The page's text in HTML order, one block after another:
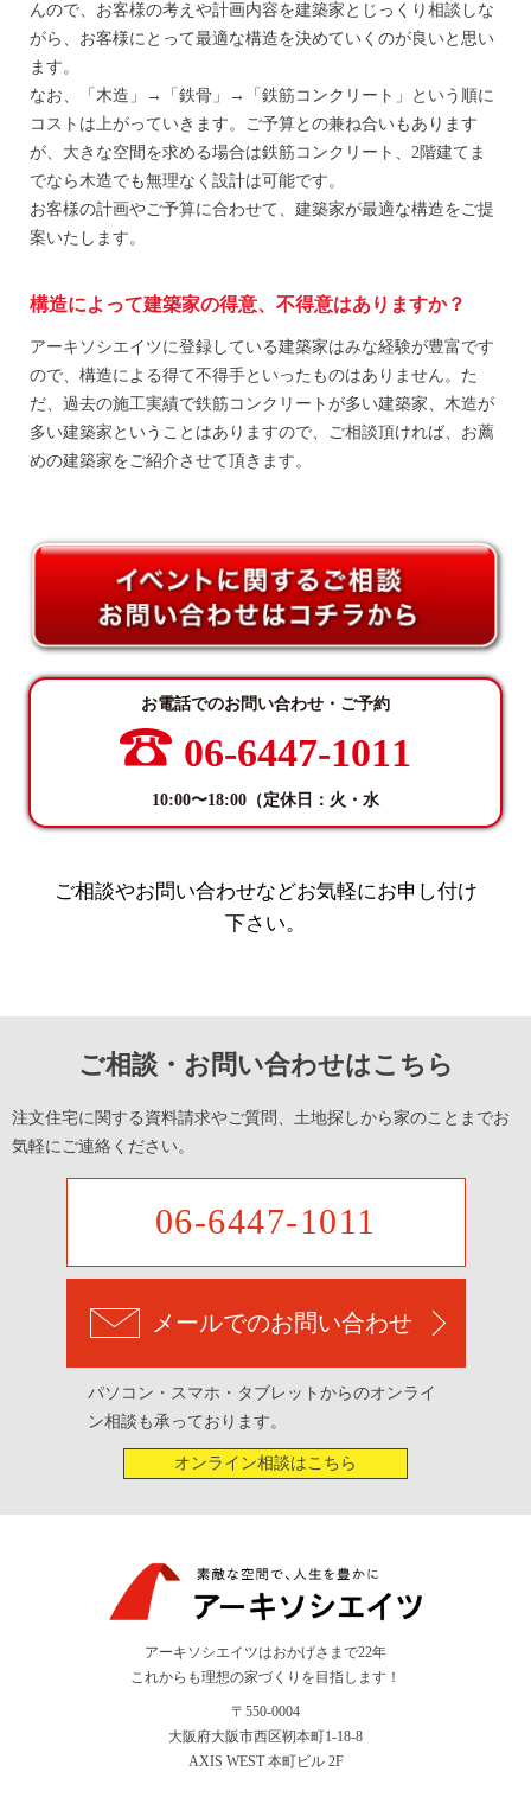
んので、お客様の考えや計画内容を建築家とじっくり相談しな
がら、お客様にとって最適な構造を決めていくのが良いと思い
ます。
なお、「木造」→「鉄骨」→「鉄筋コンクリート」という順に
コストは上がっていきます。ご予算との兼ね合いもあります
が、大きな空間を求める場合は鉄筋コンクリート、2階建てま
でなら木造でも無理なく設計は可能です。
お客様の計画やご予算に合わせて、建築家が最適な構造をご提
案いたします。
構造によって建築家の得意、不得意はありますか？
アーキソシエイツに登録している建築家はみな経験が豊富です
ので、構造による得て不得手といったものはありません。た
だ、過去の施工実績で鉄筋コンクリートが多い建築家、木造が
多い建築家ということはありますので、ご相談頂ければ、お薦
めの建築家をご紹介させて頂きます。
お電話でのお問い合わせ・ご予約
06-6447-1011
10:00〜18:00（定休日：火・水
ご相談やお問い合わせなどお気軽にお申し付け
下さい。
ご相談・お問い合わせはこちら
注文住宅に関する資料請求やご質問、土地探しから家のことまでお
気軽にご連絡ください。
06-6447-1011
メールでのお問い合わせ
パソコン・スマホ・タブレットからのオンライ
ン相談も承っております。
オンライン相談はこちら
アーキソシエイツはおかげさまで22年
これからも理想の家づくりを目指します！
〒550-0004
大阪府大阪市西区靭本町1-18-8
AXIS WEST 本町ビル 2F